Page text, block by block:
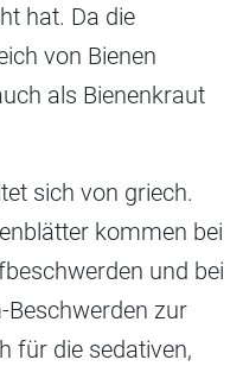
hat. Da die
von Bienen
als Bienenkraut
sich von griech.
kommen bei
und bei
zur
für die sedativen,